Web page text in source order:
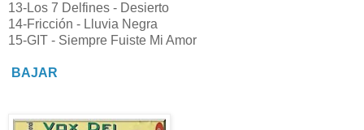
13-Los 7 Delfines - Desierto
14-Fricción - Lluvia Negra
15-GIT - Siempre Fuiste Mi Amor
BAJAR